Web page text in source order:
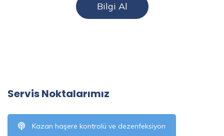
Bilgi Al
Servis Noktalarımız
Kazan haşere kontrolü ve dezenfeksiyon